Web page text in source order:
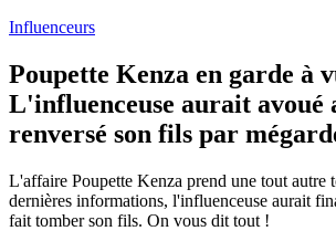
Influenceurs
Poupette Kenza en garde à
L'influenceuse aurait avoué
renversé son fils par
L'affaire Poupette Kenza prend une tout autre
dernières informations, l'influenceuse aurait
fait tomber son fils. On vous dit tout !